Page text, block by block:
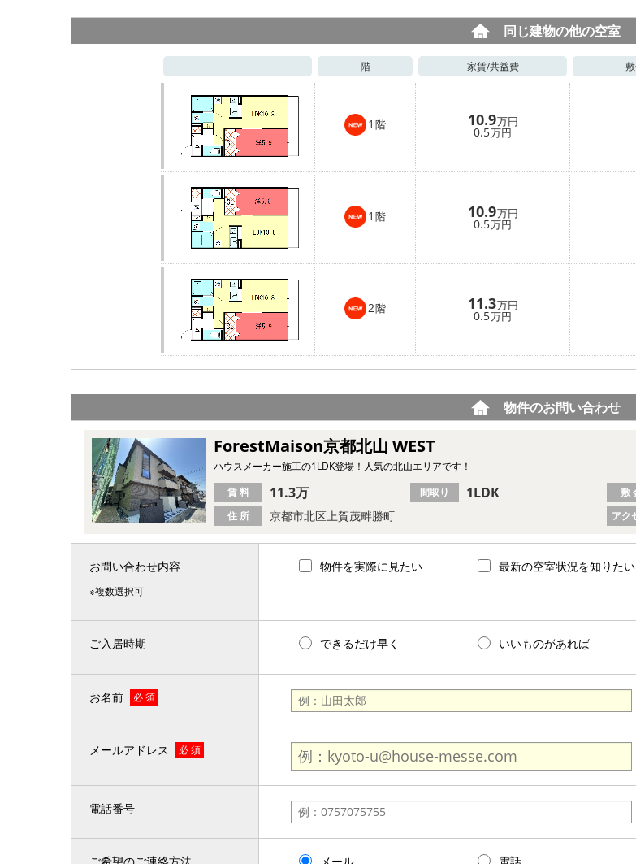
同じ建物の他の空室
階 家賃/共益費
1 階 10.9万円
0.5万円
1 階 10.9万円
0.5万円
2階 11.3万円
0.5万円
物件のお問い合わせ
ForestMaison京都北山 WEST
ハウスメーカー施工の1LDK登場！人気の北山エリアです！
住 所 京都市北区上賀茂畔勝町 アク
賃 料 11.3万 間取り 1LDK 敷
お問い合わせ内容
※複数選択可
物件を実際に見たい 最新の空室状況を知りたい
ご入居時期 できるだけ早く いいものがあれば
お名前 必 須
メールアドレス 必 須
電話番号
ご希望のご連絡方法 メール 電話